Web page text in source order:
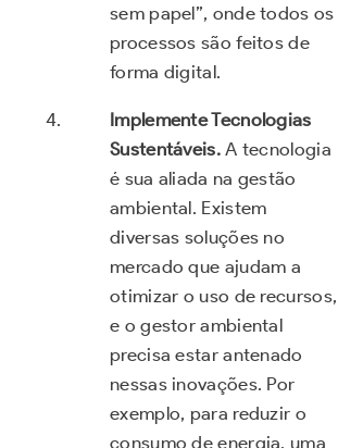
sem papel”, onde todos os
processos são feitos de
forma digital.
Implemente Tecnologias
Sustentáveis.A tecnologia
é sua aliada na gestão
ambiental. Existem
diversas soluções no
mercado que ajudam a
otimizar o uso de recursos,
e o gestor ambiental
precisa estar antenado
nessas inovações. Por
exemplo, para reduzir o
consumo de energia, uma